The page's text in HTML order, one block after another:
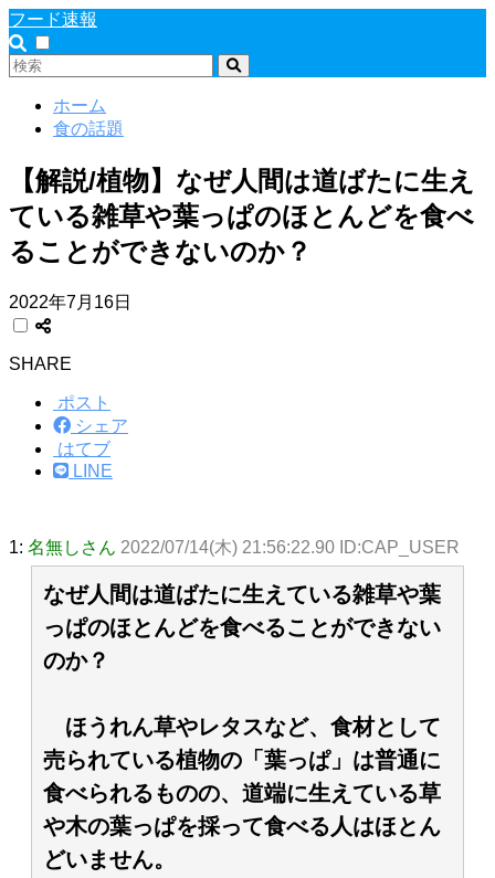
フード速報
ホーム
食の話題
【解説/植物】なぜ人間は道ばたに生え
ている雑草や葉っぱのほとんどを食べ
ることができないのか？
2022年7月16日
SHARE
ポスト
シェア
はてブ
LINE
1: 名無しさん 2022/07/14(木) 21:56:22.90 ID:CAP_USER
なぜ人間は道ばたに生えている雑草や葉
っぱのほとんどを食べることができない
のか？
ほうれん草やレタスなど、食材として
売られている植物の「葉っぱ」は普通に
食べられるものの、道端に生えている草
や木の葉っぱを採って食べる人はほとん
どいません。